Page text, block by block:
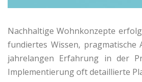
Nachhaltige Wohnkonzepte
fundiertes Wissen,
jahrelangen Erfahrung in der
Implementierung oft detaillierte